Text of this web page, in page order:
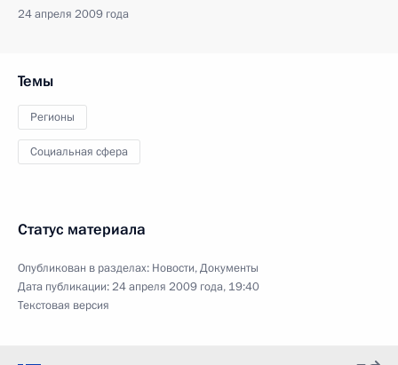
24 апреля 2009 года
Темы
Регионы
Социальная сфера
Статус материала
Опубликован в разделах: Новости,Документы
Дата публикации:24 апреля 2009 года, 19:40
Текстовая версия